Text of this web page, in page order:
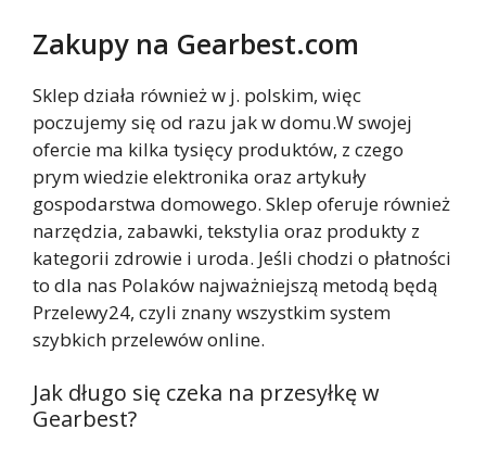
Zakupy na Gearbest.com
Sklep działa również w j. polskim, więc
poczujemy się od razu jak w domu.W swojej
ofercie ma kilka tysięcy produktów, z czego
prym wiedzie elektronika oraz artykuły
gospodarstwa domowego. Sklep oferuje również
narzędzia, zabawki, tekstylia oraz produkty z
kategorii zdrowie i uroda. Jeśli chodzi o płatności
to dla nas Polaków najważniejszą metodą będą
Przelewy24, czyli znany wszystkim system
szybkich przelewów online.
Jak długo się czeka na przesyłkę w
Gearbest?